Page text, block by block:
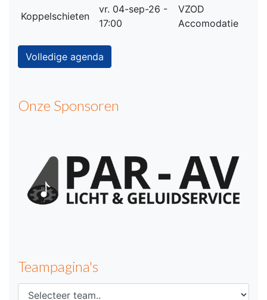
Koppelschieten
vr. 04-sep-26 -
17:00
VZOD
Accomodatie
Volledige agenda
Onze Sponsoren
Teampagina's